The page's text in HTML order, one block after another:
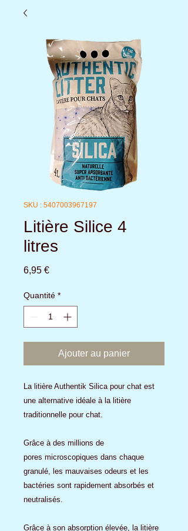
SKU : 5407003967197
Litière Silice 4
litres
6,95 €Prix
Quantité *
Ajouter au panier
La litière Authentik Silica pour chat est
une alternative idéale à la litière
traditionnelle pour chat.
Grâce à des millions de
pores microscopiques dans chaque
granulé, les mauvaises odeurs et les
bactéries sont rapidement absorbés et
neutralisés.
Grâce à son absorption élevée, la litière